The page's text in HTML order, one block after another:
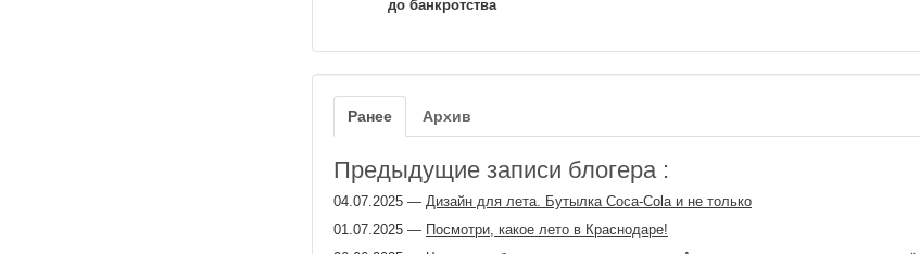
до банкротства
Ранее Архив
Предыдущие записи блогера :
04.07.2025 — Дизайн для лета. Бутылка Coca-Cola и не только
01.07.2025 — Посмотри, какое лето в Краснодаре!